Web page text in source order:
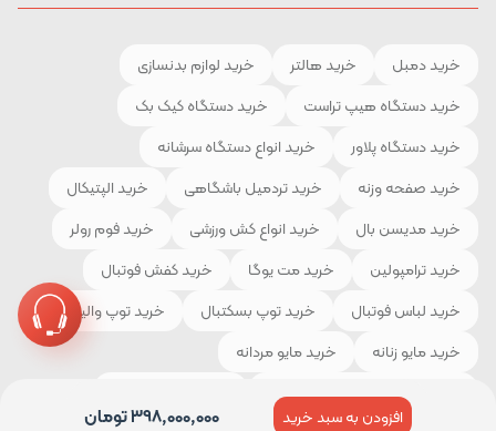
398,000,000تومان افزودن به سبد خرید
خرید دمبل خرید هالتر
خرید لوازم بدنسازی
خرید دستگاه هیپ تراست
خرید دستگاه کیک بک
خرید دستگاه پلاور
خرید انواع دستگاه سرشانه
خرید صفحه وزنه
خرید تردمیل باشگاهی
خرید الپتیکال
خرید مدیسن بال
خرید انواع کش ورزشی
خرید فوم رولر
خرید ترامپولین
خرید مت یوگا
خرید کفش فوتبال
خرید لباس فوتبال
خرید توپ بسکتبال
خرید توپ والیبال
خرید مایو زنانه
خرید مایو مردانه
خرید لوازم و تجهیزات کوهنوردی